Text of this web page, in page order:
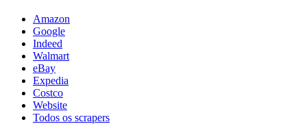
Amazon
Google
Indeed
Walmart
eBay
Expedia
Costco
Website
Todos os scrapers